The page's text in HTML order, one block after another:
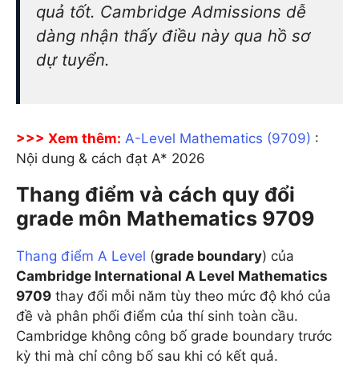
quả tốt. Cambridge Admissions dễ
dàng nhận thấy điều này qua hồ sơ
dự tuyển.
>>> Xem thêm: A-Level Mathematics (9709) :
Nội dung & cách đạt A* 2026
Thang điểm và cách quy đổi
grade môn Mathematics 9709
Thang điểm A Level (grade boundary) của
Cambridge International A Level Mathematics
9709 thay đổi mỗi năm tùy theo mức độ khó của
đề và phân phối điểm của thí sinh toàn cầu.
Cambridge không công bố grade boundary trước
kỳ thi mà chỉ công bố sau khi có kết quả.